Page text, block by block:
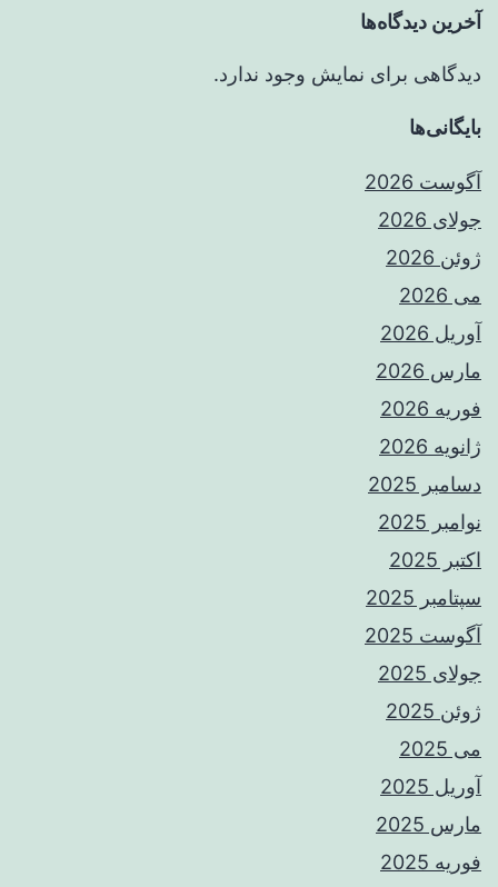
آخرین دیدگاه‌ها
دیدگاهی برای نمایش وجود ندارد.
بایگانی‌ها
آگوست 2026
جولای 2026
ژوئن 2026
می 2026
آوریل 2026
مارس 2026
فوریه 2026
ژانویه 2026
دسامبر 2025
نوامبر 2025
اکتبر 2025
سپتامبر 2025
آگوست 2025
جولای 2025
ژوئن 2025
می 2025
آوریل 2025
مارس 2025
فوریه 2025